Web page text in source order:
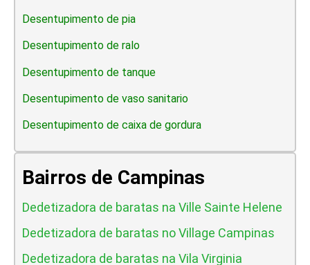
Desentupimento de pia
Desentupimento de ralo
Desentupimento de tanque
Desentupimento de vaso sanitario
Desentupimento de caixa de gordura
Bairros de Campinas
Dedetizadora de baratas na Ville Sainte Helene
Dedetizadora de baratas no Village Campinas
Dedetizadora de baratas na Vila Virginia